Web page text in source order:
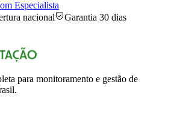
Especialista
nacional Garantia 30 dias
para monitoramento e gestão de